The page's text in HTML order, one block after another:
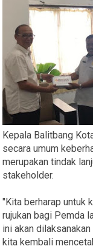
Kepala Balitbang
secara umum
merupakan tindak
stakeholder.
"Kita berharap untuk
rujukan bagi Pemda
ini akan
kita kembali